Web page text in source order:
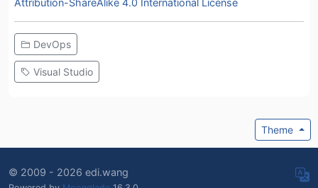
DevOps
Visual Studio
© 2009 - 2026 edi.wang
Theme